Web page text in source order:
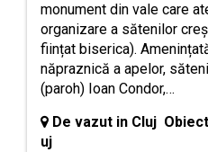
monument din vale care
organizare a sătenilor
ființat biserica).
năpraznică a apelor,
(paroh) Ioan Condor,…
De vazut in Cluj
uj